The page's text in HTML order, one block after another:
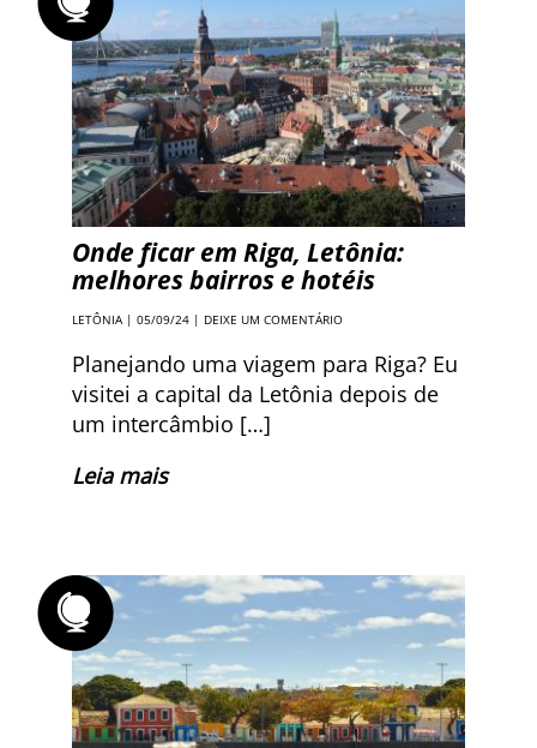
Onde ficar em Riga, Letônia:
melhores bairros e hotéis
LETÔNIA | 05/09/24 | DEIXE UM COMENTÁRIO
Planejando uma viagem para Riga? Eu
visitei a capital da Letônia depois de
um intercâmbio […]
Leia mais